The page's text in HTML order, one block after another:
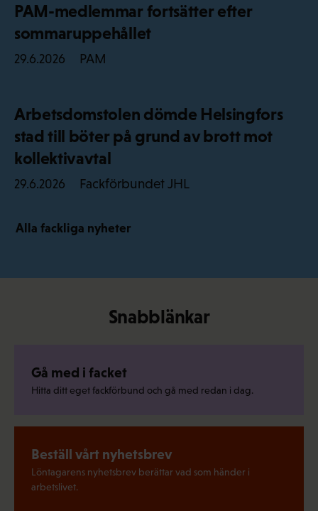
PAM-medlemmar fortsätter efter
sommaruppehållet
29.6.2026 PAM
Arbetsdomstolen dömde Helsingfors
stad till böter på grund av brott mot
kollektivavtal
29.6.2026 Fackförbundet JHL
Alla fackliga nyheter
Snabblänkar
Gå med i facket
Hitta ditt eget fackförbund och gå med redan i dag.
Beställ vårt nyhetsbrev
Löntagarens nyhetsbrev berättar vad som händer i
arbetslivet.